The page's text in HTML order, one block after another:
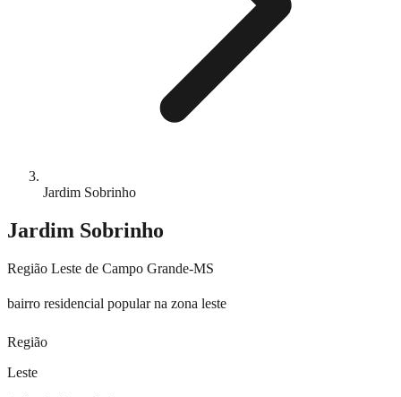
Jardim Sobrinho
Jardim Sobrinho
Região Leste de Campo Grande-MS
bairro residencial popular na zona leste
Região
Leste